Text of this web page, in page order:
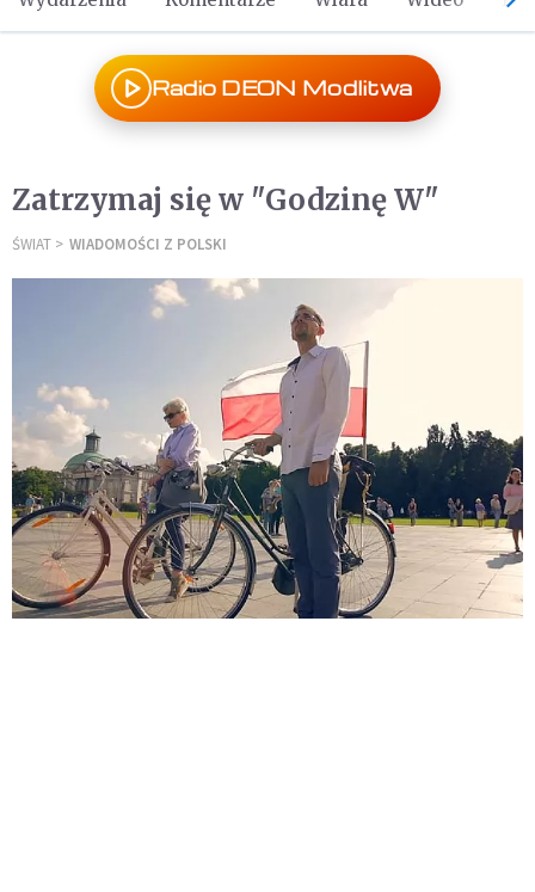
Radio DEON Modlitwa
Zatrzymaj się w "Godzinę W"
ŚWIAT WIADOMOŚCI Z POLSKI